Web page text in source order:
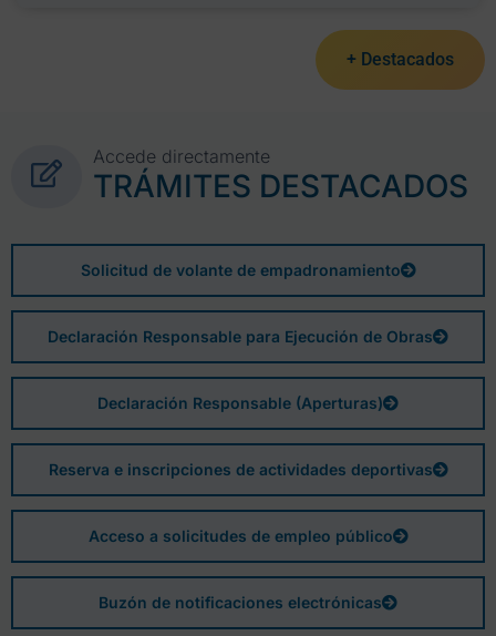
+ Destacados
Accede directamente
TRÁMITES DESTACADOS
Solicitud de volante de empadronamiento
Declaración Responsable para Ejecución de Obras
Declaración Responsable (Aperturas)
Reserva e inscripciones de actividades deportivas
Acceso a solicitudes de empleo público
Buzón de notificaciones electrónicas